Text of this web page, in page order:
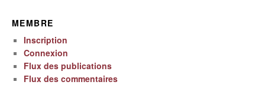
MEMBRE
Inscription
Connexion
Flux des publications
Flux des commentaires